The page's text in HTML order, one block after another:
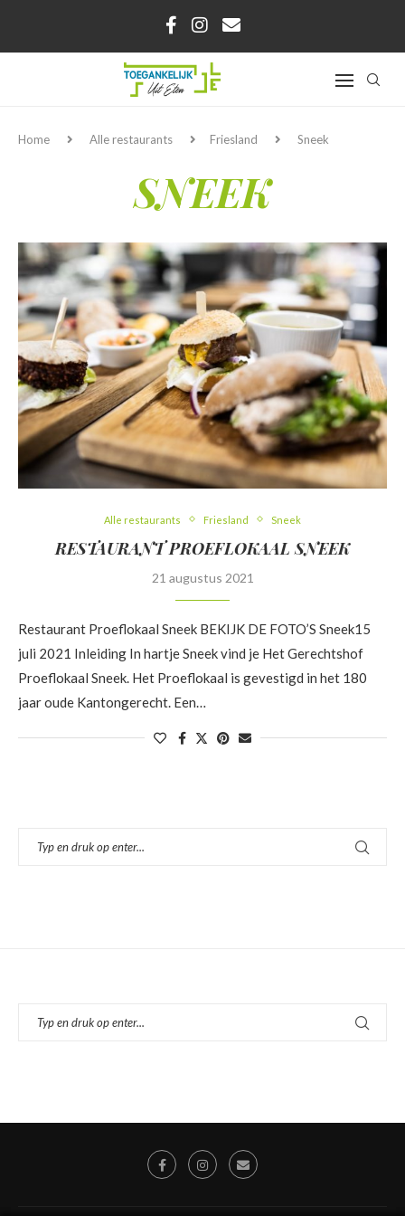
Home Alle restaurants Friesland Sneek
SNEEK
Alle restaurants Friesland Sneek
RESTAURANT PROEFLOKAAL SNEEK
21 augustus 2021
Restaurant Proeflokaal Sneek BEKIJK DE FOTO’S Sneek15
juli 2021 Inleiding In hartje Sneek vind je Het Gerechtshof
Proeflokaal Sneek. Het Proeflokaal is gevestigd in het 180
jaar oude Kantongerecht. Een…